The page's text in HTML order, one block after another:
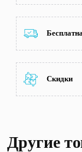
Скидки
Другие